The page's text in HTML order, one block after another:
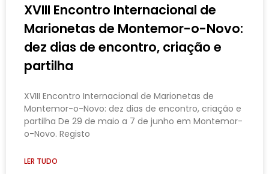
XVIII Encontro Internacional de
Marionetas de Montemor-o-Novo:
dez dias de encontro, criação e
partilha
XVIII Encontro Internacional de Marionetas de
Montemor-o-Novo: dez dias de encontro, criação e
partilha De 29 de maio a 7 de junho em Montemor-
o-Novo. Registo
LER TUDO